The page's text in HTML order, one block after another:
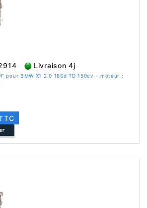
Livraison 4j
pour BMW X1 2.0 18Sd TD 150cv - moteur :